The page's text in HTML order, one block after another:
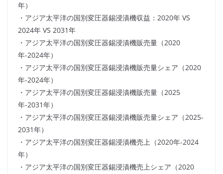
年）
・アジア太平洋の国別変圧器錫浸漬機収益：2020年 VS
2024年 VS 2031年
・アジア太平洋の国別変圧器錫浸漬機販売量（2020
年-2024年）
・アジア太平洋の国別変圧器錫浸漬機販売量シェア（2020
年-2024年）
・アジア太平洋の国別変圧器錫浸漬機販売量（2025
年-2031年）
・アジア太平洋の国別変圧器錫浸漬機販売量シェア（2025-
2031年）
・アジア太平洋の国別変圧器錫浸漬機売上（2020年-2024
年）
・アジア太平洋の国別変圧器錫浸漬機売上シェア（2020